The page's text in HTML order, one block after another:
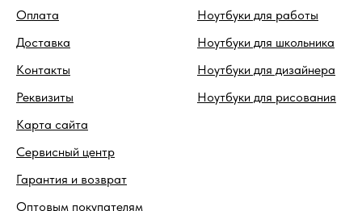
Оплата
Доставка
Контакты
Реквизиты
Карта сайта
Сервисный центр
Гарантия и возврат
Оптовым покупателям
Ноутбуки для работы
Ноутбуки для школьника
Ноутбуки для дизайнера
Ноутбуки для рисования